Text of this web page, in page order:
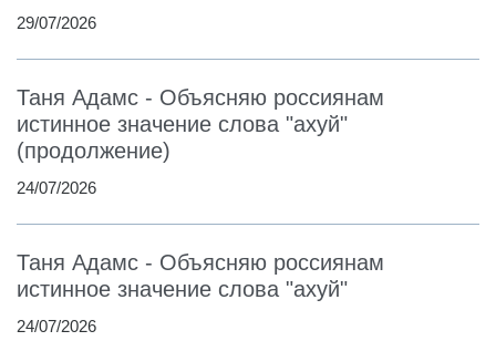
29/07/2026
Таня Адамс - Объясняю россиянам
истинное значение слова "ахуй"
(продолжение)
24/07/2026
Таня Адамс - Объясняю россиянам
истинное значение слова "ахуй"
24/07/2026